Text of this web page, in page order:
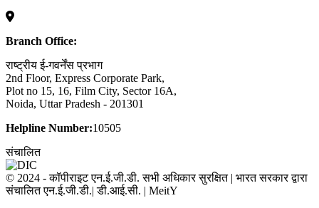
Branch Office:
राष्ट्रीय ई-गवर्नेंस प्रभाग
2nd Floor, Express Corporate Park,
Plot no 15, 16, Film City, Sector 16A,
Noida, Uttar Pradesh - 201301
Helpline Number:10505
संचालित
© 2024 - कॉपीराइट एन.ई.जी.डी. सभी अधिकार सुरक्षित | भारत सरकार द्वारा
संचालित एन.ई.जी.डी.| डी.आई.सी. | MeitY